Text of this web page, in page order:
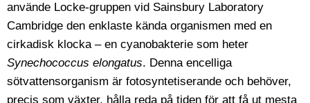
använde Locke-gruppen vid Sainsbury Laboratory
Cambridge den enklaste kända organismen med en
cirkadisk klocka – en cyanobakterie som heter
Synechococcus elongatus. Denna encelliga
sötvattensorganism är fotosyntetiserande och behöver,
precis som växter, hålla reda på tiden för att få ut mesta